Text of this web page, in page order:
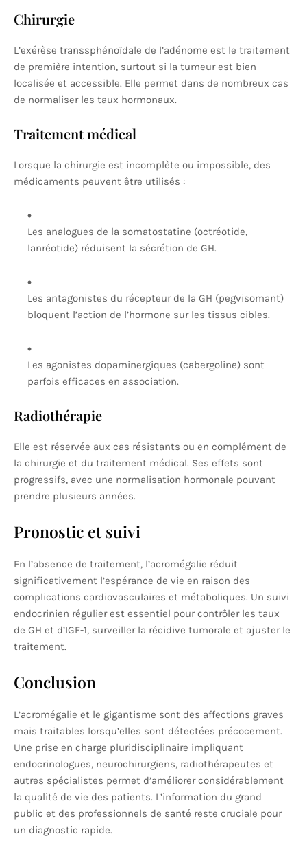
Chirurgie
L’exérèse transsphénoïdale de l’adénome est le traitement
de première intention, surtout si la tumeur est bien
localisée et accessible. Elle permet dans de nombreux cas
de normaliser les taux hormonaux.
Traitement médical
Lorsque la chirurgie est incomplète ou impossible, des
médicaments peuvent être utilisés :
Les analogues de la somatostatine (octréotide,
lanréotide) réduisent la sécrétion de GH.
Les antagonistes du récepteur de la GH (pegvisomant)
bloquent l’action de l’hormone sur les tissus cibles.
Les agonistes dopaminergiques (cabergoline) sont
parfois efficaces en association.
Radiothérapie
Elle est réservée aux cas résistants ou en complément de
la chirurgie et du traitement médical. Ses effets sont
progressifs, avec une normalisation hormonale pouvant
prendre plusieurs années.
Pronostic et suivi
En l’absence de traitement, l’acromégalie réduit
significativement l’espérance de vie en raison des
complications cardiovasculaires et métaboliques. Un suivi
endocrinien régulier est essentiel pour contrôler les taux
de GH et d’IGF-1, surveiller la récidive tumorale et ajuster le
traitement.
Conclusion
L’acromégalie et le gigantisme sont des affections graves
mais traitables lorsqu’elles sont détectées précocement.
Une prise en charge pluridisciplinaire impliquant
endocrinologues, neurochirurgiens, radiothérapeutes et
autres spécialistes permet d’améliorer considérablement
la qualité de vie des patients. L’information du grand
public et des professionnels de santé reste cruciale pour
un diagnostic rapide.